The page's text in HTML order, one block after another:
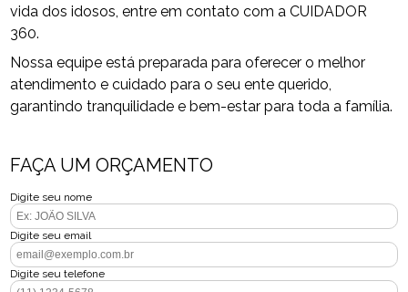
vida dos idosos, entre em contato com a CUIDADOR
360.
Nossa equipe está preparada para oferecer o melhor
atendimento e cuidado para o seu ente querido,
garantindo tranquilidade e bem-estar para toda a família.
FAÇA UM ORÇAMENTO
Digite seu nome
Digite seu email
Digite seu telefone